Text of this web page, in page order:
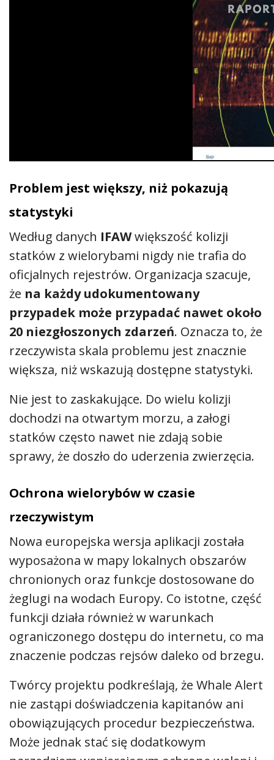
Problem jest większy, niż pokazują
statystyki
Według danych IFAWwiększość kolizji
statków z wielorybami nigdy nie trafia do
oficjalnych rejestrów. Organizacja szacuje,
że na każdy udokumentowany
przypadek może przypadać nawet około
20 niezgłoszonych zdarzeń. Oznacza to, że
rzeczywista skala problemu jest znacznie
większa, niż wskazują dostępne statystyki.
Nie jest to zaskakujące. Do wielu kolizji
dochodzi na otwartym morzu, a załogi
statków często nawet nie zdają sobie
sprawy, że doszło do uderzenia zwierzęcia.
Ochrona wielorybów w czasie
rzeczywistym
Nowa europejska wersja aplikacji została
wyposażona w mapy lokalnych obszarów
chronionych oraz funkcje dostosowane do
żeglugi na wodach Europy. Co istotne, część
funkcji działa również w warunkach
ograniczonego dostępu do internetu, co ma
znaczenie podczas rejsów daleko od brzegu.
Twórcy projektu podkreślają, że Whale Alert
nie zastąpi doświadczenia kapitanów ani
obowiązujących procedur bezpieczeństwa.
Może jednak stać się dodatkowym